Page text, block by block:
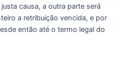
causa, a outra parte será
a retribuição vencida, e por
então até o termo legal do